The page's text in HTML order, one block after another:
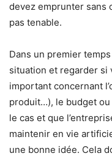
devez emprunter sans
pas tenable.
Dans un premier
situation et regarder si
important concernant
produit…), le budget ou
le cas et que
maintenir en vie
une bonne idée. Cela